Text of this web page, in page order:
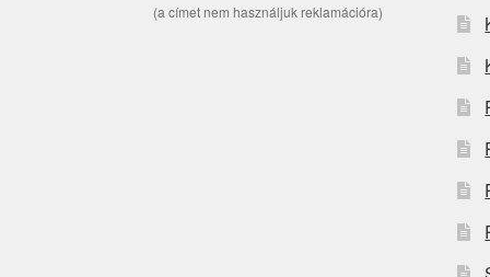
(a címet nem használjuk reklamációra)